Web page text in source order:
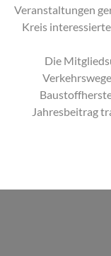
Veranstaltungen
Kreis
Die
Jahresbeitrag